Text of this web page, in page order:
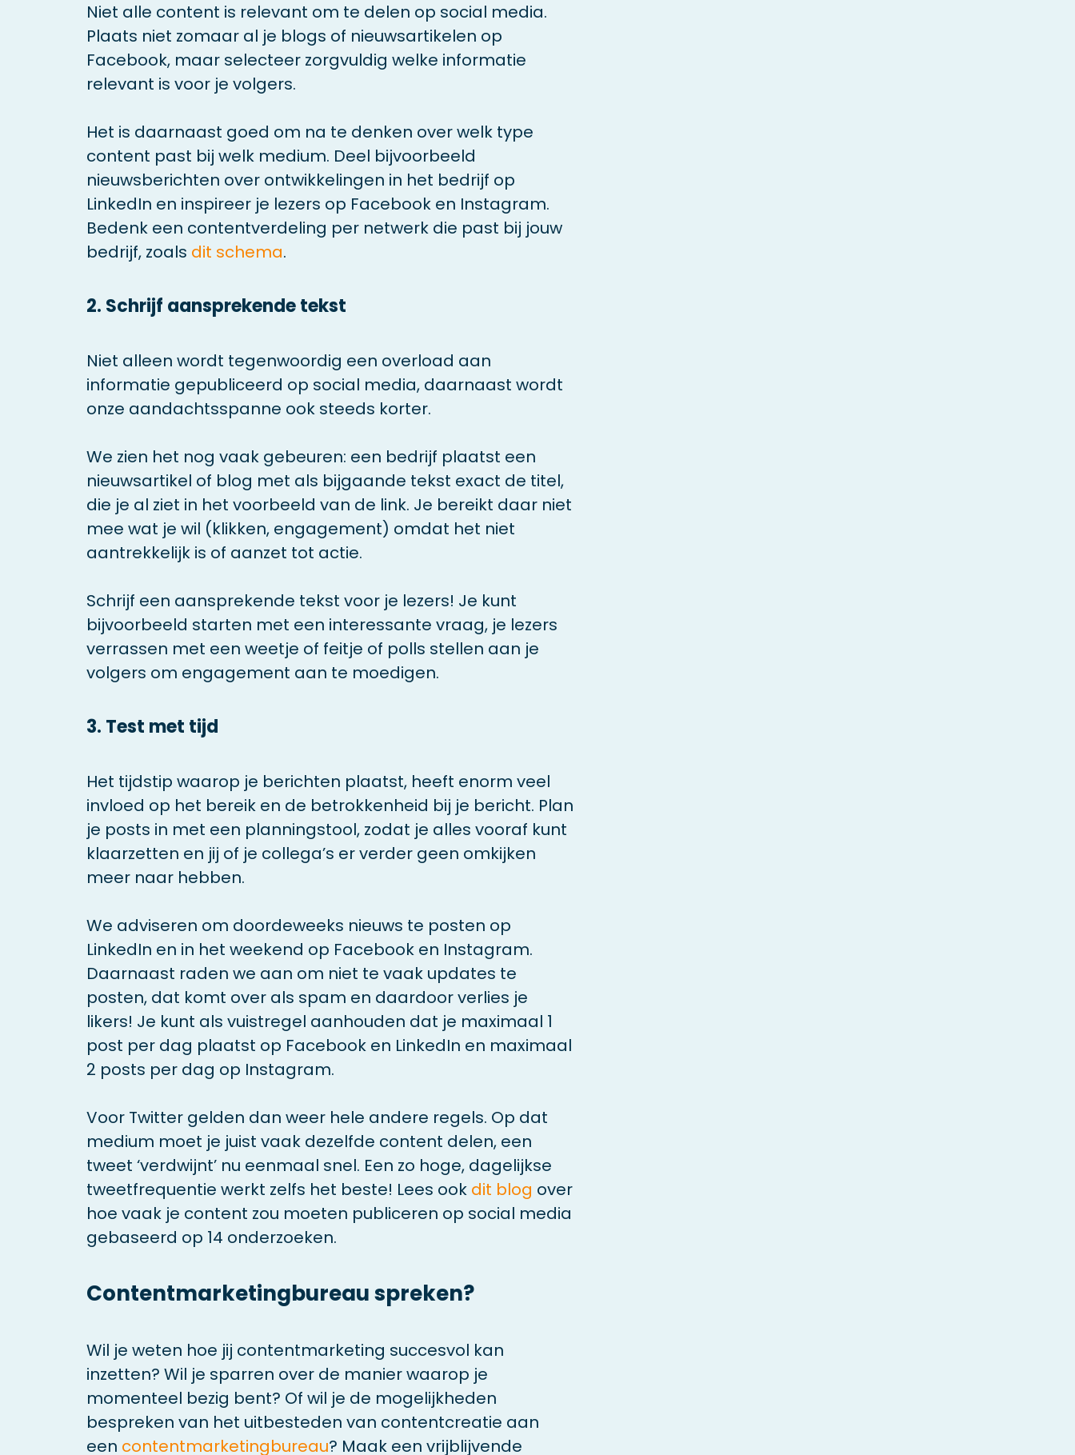
Niet alle content is relevant om te delen op social media.
Plaats niet zomaar al je blogs of nieuwsartikelen op
Facebook, maar selecteer zorgvuldig welke informatie
relevant is voor je volgers.
Het is daarnaast goed om na te denken over welk type
content past bij welk medium. Deel bijvoorbeeld
nieuwsberichten over ontwikkelingen in het bedrijf op
LinkedIn en inspireer je lezers op Facebook en Instagram.
Bedenk een contentverdeling per netwerk die past bij jouw
bedrijf, zoals dit schema.
2. Schrijf aansprekende tekst
Niet alleen wordt tegenwoordig een overload aan
informatie gepubliceerd op social media, daarnaast wordt
onze aandachtsspanne ook steeds korter.
We zien het nog vaak gebeuren: een bedrijf plaatst een
nieuwsartikel of blog met als bijgaande tekst exact de titel,
die je al ziet in het voorbeeld van de link. Je bereikt daar niet
mee wat je wil (klikken, engagement) omdat het niet
aantrekkelijk is of aanzet tot actie.
Schrijf een aansprekende tekst voor je lezers! Je kunt
bijvoorbeeld starten met een interessante vraag, je lezers
verrassen met een weetje of feitje of polls stellen aan je
volgers om engagement aan te moedigen.
3. Test met tijd
Het tijdstip waarop je berichten plaatst, heeft enorm veel
invloed op het bereik en de betrokkenheid bij je bericht. Plan
je posts in met een planningstool, zodat je alles vooraf kunt
klaarzetten en jij of je collega’s er verder geen omkijken
meer naar hebben.
We adviseren om doordeweeks nieuws te posten op
LinkedIn en in het weekend op Facebook en Instagram.
Daarnaast raden we aan om niet te vaak updates te
posten, dat komt over als spam en daardoor verlies je
likers! Je kunt als vuistregel aanhouden dat je maximaal 1
post per dag plaatst op Facebook en LinkedIn en maximaal
2 posts per dag op Instagram.
Voor Twitter gelden dan weer hele andere regels. Op dat
medium moet je juist vaak dezelfde content delen, een
tweet ‘verdwijnt’ nu eenmaal snel. Een zo hoge, dagelijkse
tweetfrequentie werkt zelfs het beste! Lees ook dit blog over
hoe vaak je content zou moeten publiceren op social media
gebaseerd op 14 onderzoeken.
Contentmarketingbureau spreken?
Wil je weten hoe jij contentmarketing succesvol kan
inzetten? Wil je sparren over de manier waarop je
momenteel bezig bent? Of wil je de mogelijkheden
bespreken van het uitbesteden van contentcreatie aan
een contentmarketingbureau? Maak een vrijblijvende